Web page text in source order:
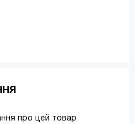
про цей товар